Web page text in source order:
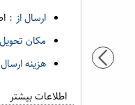
ارسال از :
مکان
هزینه
اطلاعات بیشتر